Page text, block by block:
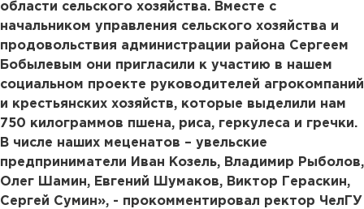
области сельского хозяйства. Вместе с
начальником управления сельского хозяйства и
продовольствия администрации района Сергеем
Бобылевым они пригласили к участию в нашем
социальном проекте руководителей агрокомпаний
и крестьянских хозяйств, которые выделили нам
750 килограммов пшена, риса, геркулеса и гречки.
В числе наших меценатов – увельские
предприниматели Иван Козель, Владимир Рыболов,
Олег Шамин, Евгений Шумаков, Виктор Гераскин,
Сергей Сумин», - прокомментировал ректор ЧелГУ